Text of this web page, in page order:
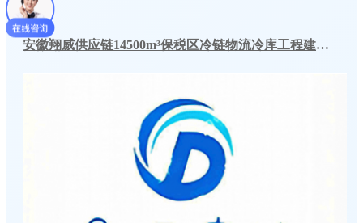
安徽翔威供应链14500m³保税区冷链物流冷库工程建造案例